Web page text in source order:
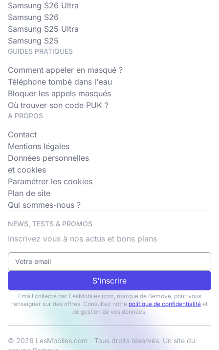
Samsung S26 Ultra
Samsung S26
Samsung S25 Ultra
Samsung S25
GUIDES PRATIQUES
Comment appeler en masqué ?
Téléphone tombé dans l'eau
Bloquer les appels masqués
Où trouver son code PUK ?
A PROPOS
Contact
Mentions légales
Données personnelles
et cookies
Paramétrer les cookies
Plan de site
Qui sommes-nous ?
NEWS, TESTS & PROMOS
Inscrivez vous à nos actus et bons plans
S'inscrire
Email collecté par LesMobiles.com, marque de Bemove, pour vous
renseigner sur des offres. Consultez notre politique de confidentialité et
de gestion de vos données.
© 2026 LesMobiles.com - Tous droits réservés. Un site du